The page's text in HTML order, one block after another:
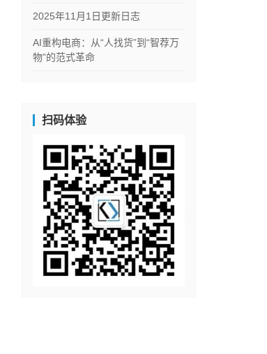
2025年11月1日更新日志
AI重构电商：从“人找货”到“智荐万
物”的范式革命
扫码体验